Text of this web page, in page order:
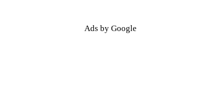
漢字検索
Ads by Google
漢字検索